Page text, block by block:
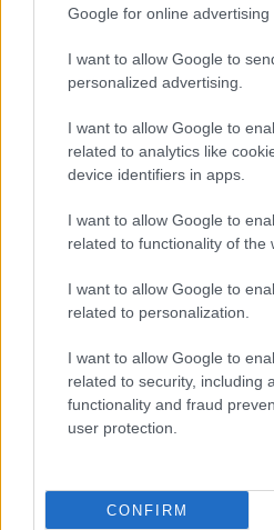
Google for online advertising
I want to allow Google to
personalized advertising.
I want to allow Google to
related to analytics like
device identifiers in apps.
I want to allow Google to
related to functionality of the
I want to allow Google to
related to personalization.
I want to allow Google to
related to security, including
functionality and fraud
user protection.
CONFIRM
ΑΣΕΠ: Νέος γραπτός
Μόνιμοι στο
ΔΥΠΑ: 1.000
1.250€ - Πού θα
Κατώτατος μισθός:
αύξηση στα 1.000